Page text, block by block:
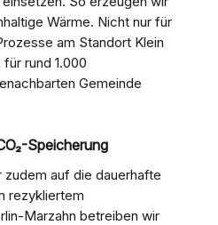
Wärme. Nicht nur für
am Standort Klein
rund 1.000
Gemeinde
Speicherung
auf die dauerhafte
rezykliertem
Marzahn betreiben wir